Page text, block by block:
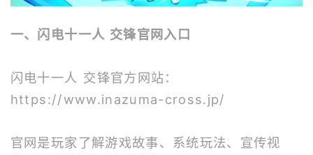
一、闪电十一人 交锋官网入口
闪电十一人 交锋官方网站：
https://www.inazuma-cross.jp/
官网是玩家了解游戏故事、系统玩法、宣传视